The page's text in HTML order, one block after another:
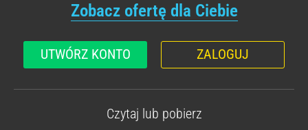
Zobacz ofertę dla Ciebie
UTWÓRZ KONTO ZALOGUJ
Czytaj lub pobierz